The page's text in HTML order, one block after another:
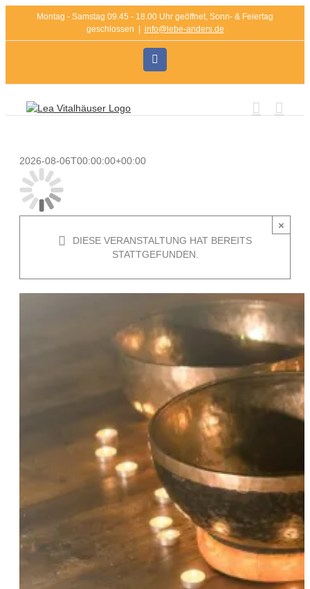
springen
Montag - Samstag 09.45 - 18.00 Uhr geöffnet, Sonn- & Feiertag
geschlossen
info@lebe-anders.de
Instagram
2026-08-06T00:00:00+00:00
DIESE VERANSTALTUNG HAT BEREITS
STATTGEFUNDEN.
×